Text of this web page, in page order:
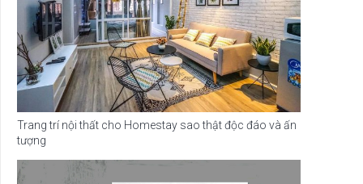
Trang trí nội thất cho Homestay sao thật độc đáo và ấn
tượng